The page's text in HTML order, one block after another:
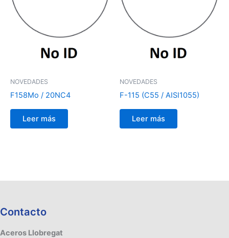
NOVEDADES
F158Mo / 20NC4
Leer más
NOVEDADES
F-115 (C55 / AISI1055)
Leer más
Contacto
Aceros Llobregat